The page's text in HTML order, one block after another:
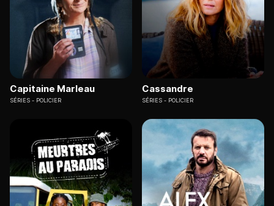
Capitaine Marleau
SÉRIES POLICIER
Cassandre
SÉRIES POLICIER